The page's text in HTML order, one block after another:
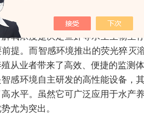
更新时间：2026-01-23 点
氧浓度是决定鱼虾等水生生物生
提。而智感环境推出的荧光猝灭
从业者带来了高效、便捷的监测体
感环境自主研发的高性能设备，
水平。虽然它可广泛应用于水产
尤为突出。